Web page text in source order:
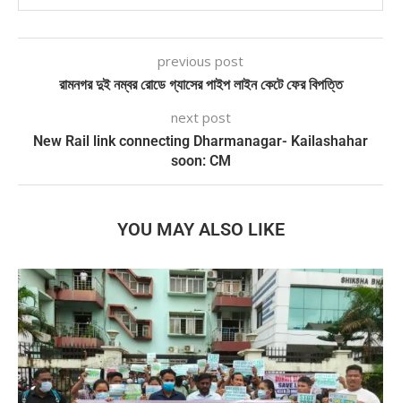
previous post
রামনগর দুই নম্বর রোডে গ্যাসের পাইপ লাইন কেটে ফের বিপত্তি
next post
New Rail link connecting Dharmanagar- Kailashahar
soon: CM
YOU MAY ALSO LIKE